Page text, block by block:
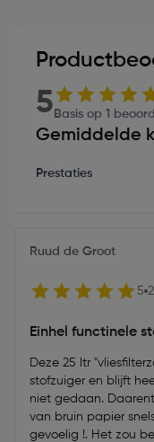
5 Basis op 1
Gemiddelde
Prestaties
Ruud de Groot
5
Einhel functinele
Deze 25 ltr
stofzuiger en blijft
niet gedaan. Daarentegen gaat de "vulvangzak"
van bruin papier
gevoelig !. Het zou